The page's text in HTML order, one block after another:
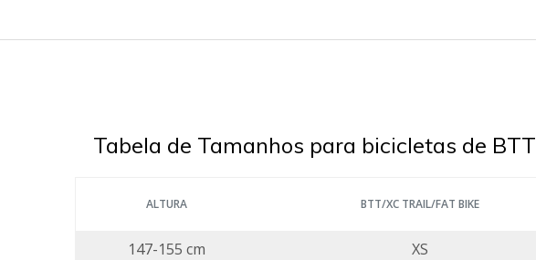
Tabela de Tamanhos para bicicletas de BTT
ALTURA BTT/XC TRAIL/FAT BIKE
147-155 cm XS